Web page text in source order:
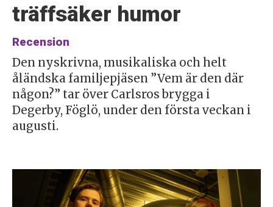
träffsäker humor
Recension
Den nyskrivna, musikaliska och helt
åländska familjepjäsen ”Vem är den där
någon?” tar över Carlsros brygga i
Degerby, Föglö, under den första veckan i
augusti.